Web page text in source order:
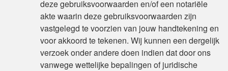
deze gebruiksvoorwaarden en/of een notariële
akte waarin deze gebruiksvoorwaarden zijn
vastgelegd te voorzien van jouw handtekening en
voor akkoord te tekenen. Wij kunnen een dergelijk
verzoek onder andere doen indien dat door ons
vanwege wettelijke bepalingen of juridische